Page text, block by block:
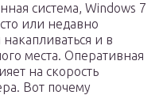
система, Windows 7
или недавно
и в
места. Оперативная
на скорость
Вот почему